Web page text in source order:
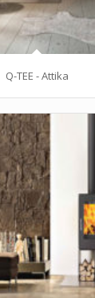
Q-TEE - Attika